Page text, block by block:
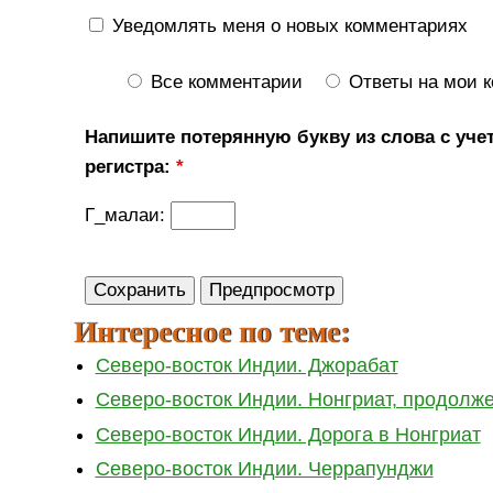
Уведомлять меня о новых комментариях
Все комментарии Ответы на мои
Напишите потерянную букву из слова с
регистра:*
Г_малаи:
Интересное по теме:
Северо-восток Индии. Джорабат
Северо-восток Индии. Нонгриат,
Северо-восток Индии. Дорога в Нонгриат
Северо-восток Индии. Черрапунджи